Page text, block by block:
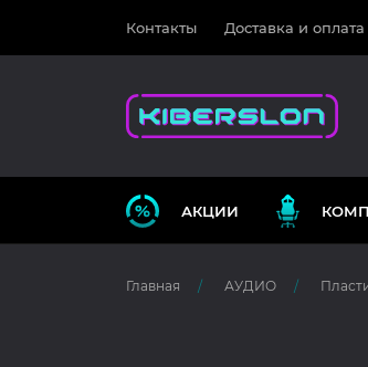
Контакты Доставка и оплата
АКЦИИ
Главная АУДИО